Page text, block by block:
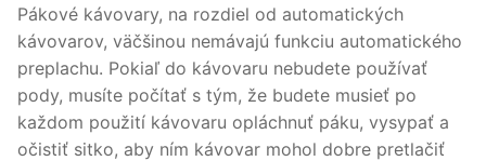
Pákové kávovary, na rozdiel od automatických
kávovarov, väčšinou nemávajú funkciu automatického
preplachu. Pokiaľ do kávovaru nebudete používať
pody, musíte počítať s tým, že budete musieť po
každom použití kávovaru opláchnuť páku, vysypať a
očistiť sitko, aby ním kávovar mohol dobre pretlačiť